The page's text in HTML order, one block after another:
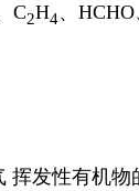
C2H4、HCHO
挥发性有机